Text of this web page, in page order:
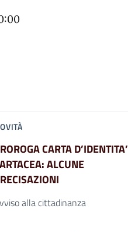
CARTA D’IDENTITA’
ALCUNE
alla cittadinanza